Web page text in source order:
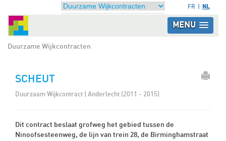
FR NL
MENU
Duurzame Wijkcontracten
SCHEUT
Duurzaam Wijkcontract | Anderlecht (2011 - 2015)
Dit contract beslaat grofweg het gebied tussen de
Ninoofsesteenweg, de lijn van trein 28, de Birminghamstraat